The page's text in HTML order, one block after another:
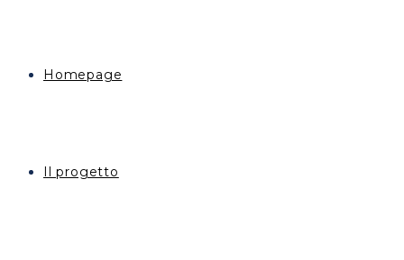
Homepage
Il progetto